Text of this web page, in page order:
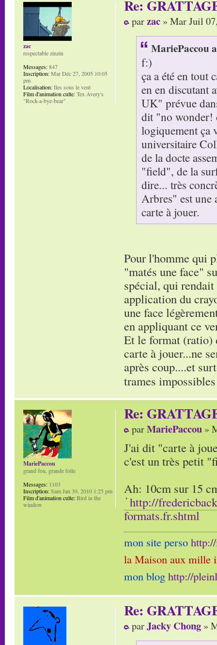
Re:
parzac » Mar Juil
MariePaccou
f:)
ça a été en tout
en en discutant
UK" prévue
dit "no wonder!
logiquement ça
universitaire
de la docte
"field", de la
dire... très
Arbres" est une
carte à jouer.
Pour l'homme qui
"matés une face"
spécial, qui
application du
une face
en appliquant ce
Et le format (ratio)
carte à jouer...ne
après coup....et
trames
zac
respectable zinzin
Messages:847
Inscription:Mar Déc 27, 2005 10:05
pm
Localisation:Iles sous le vent
Film d'animation culte:Tex Avery's
"Rock-a-bye-bear"
Re:
parMariePaccou »
J'ai dit "carte à
c'est un très petit
Ah: 10cm sur 15
http://
formats.fr.shtml
mon site perso
la Maison aux mille
mon blog http://
MariePaccou
grand fou, grande folle
Messages: 1103
Inscription:Sam Jan 30, 2010 1:25 pm
Film d'animation culte:Bird in the
window
Re:
parJacky Chong »